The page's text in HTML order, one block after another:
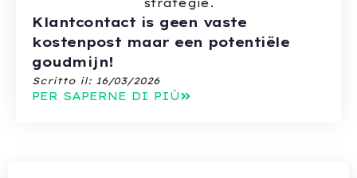
Klantcontact is geen vaste
kostenpost maar een potentiële
goudmijn!
Scritto il: 16/03/2026
PER SAPERNE DI PIÙ